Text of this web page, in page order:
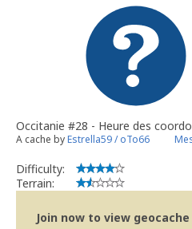
Occitanie #28 - Heure des
A cache byEstrella59 / oTo66
Difficulty:
Terrain:
Join now to view